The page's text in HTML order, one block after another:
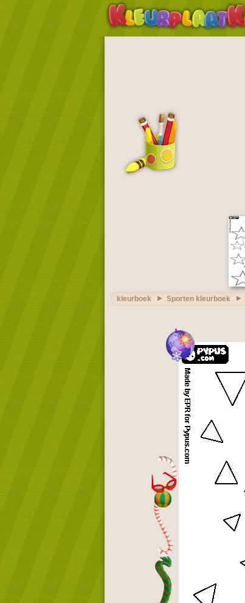
kleurboek Sporten kleurboek